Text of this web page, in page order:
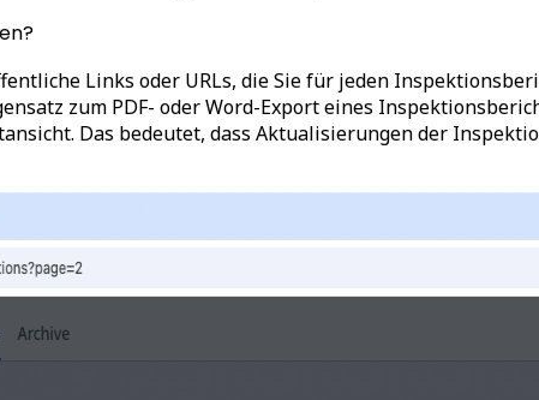
Links oder URLs, die Sie für jeden
zum PDF- oder Word-Export eines
Das bedeutet, dass Aktualisierungen der